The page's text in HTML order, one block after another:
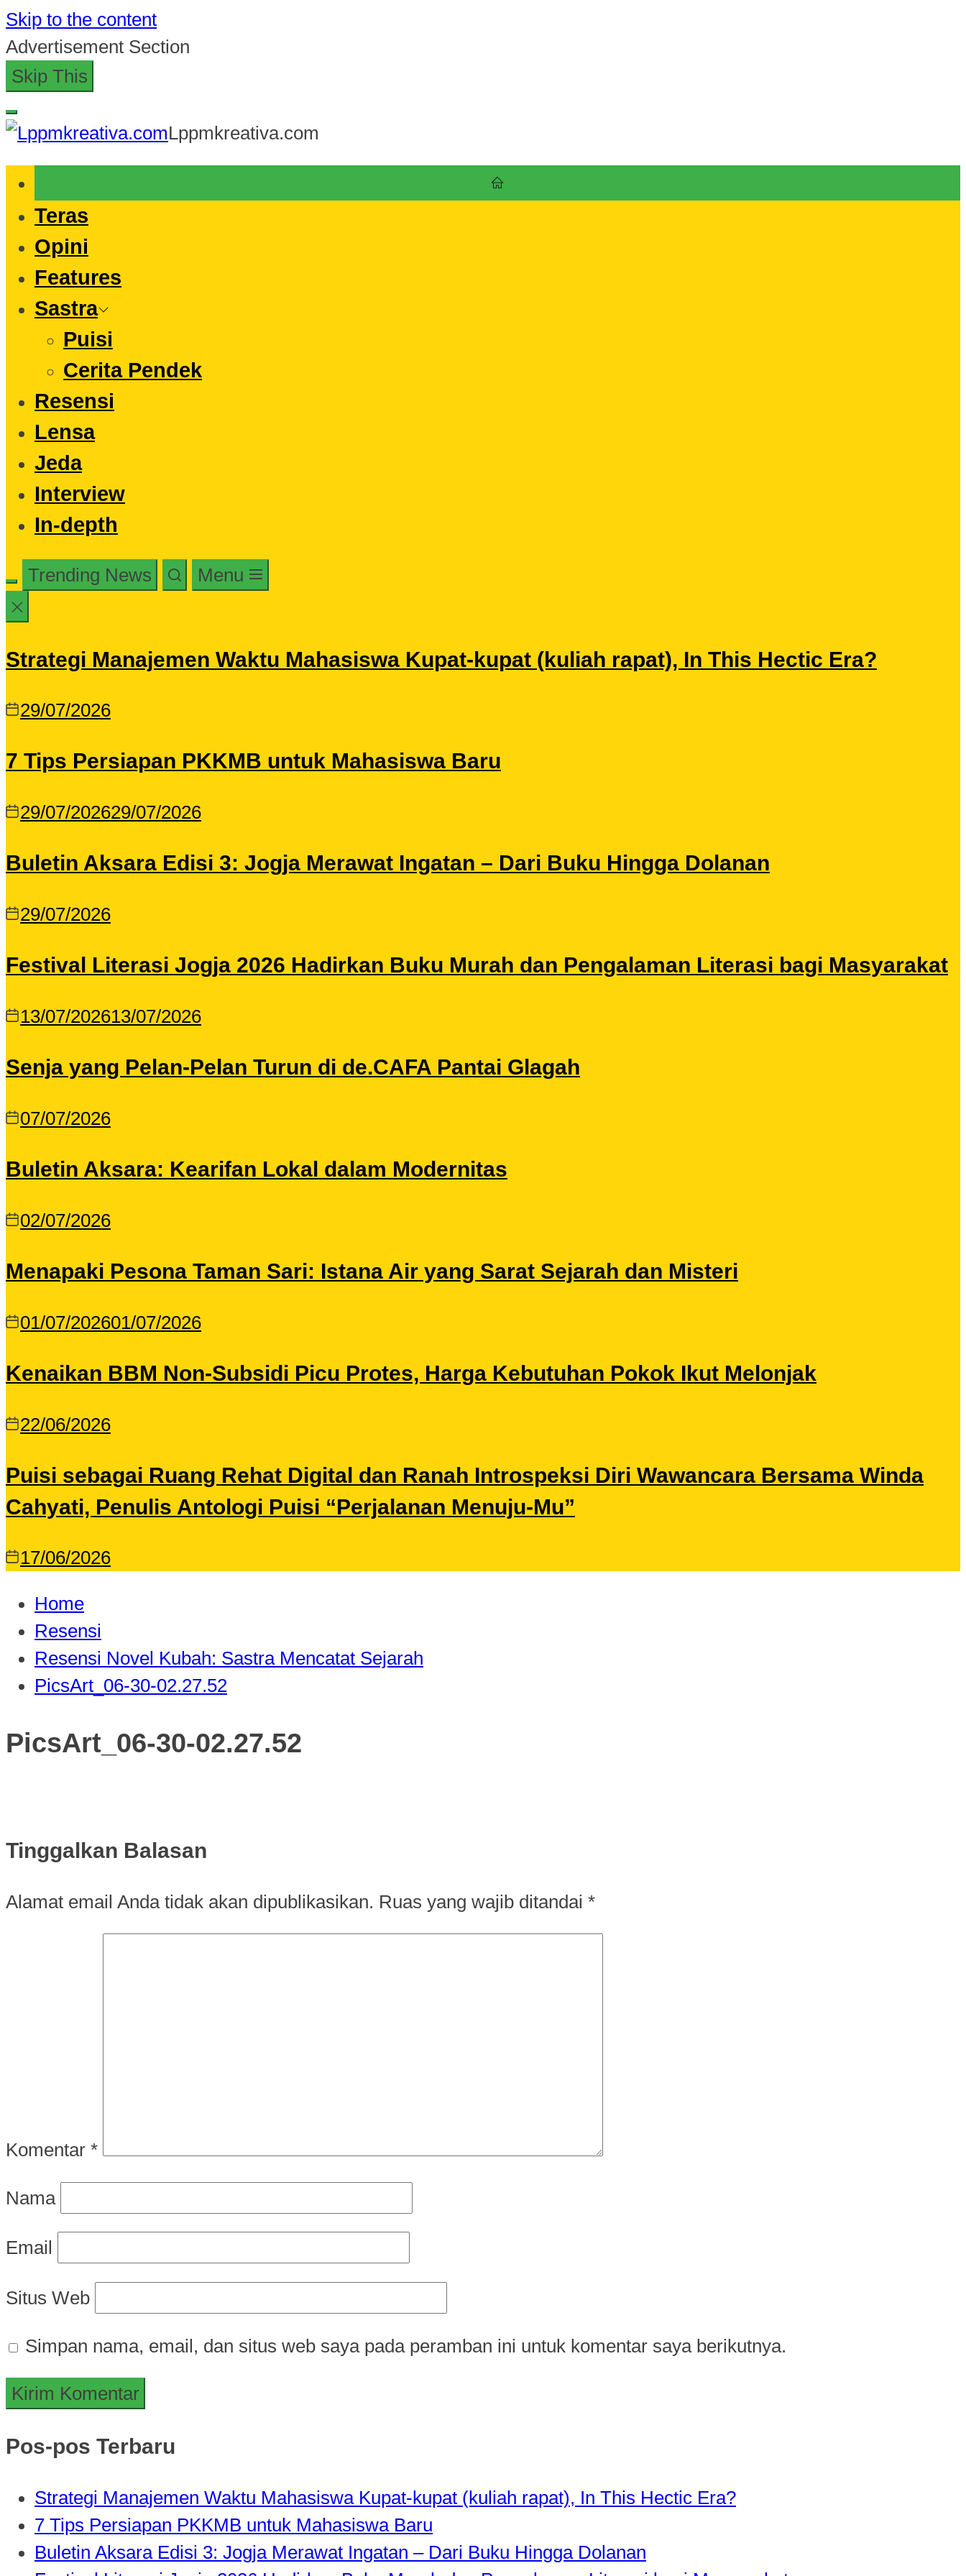
Skip to the content
Advertisement Section
Skip This
Lppmkreativa.com
Teras
Opini
Features
Sastra
Puisi
Cerita Pendek
Resensi
Lensa
Jeda
Interview
In-depth
Trending News Menu
Strategi Manajemen Waktu Mahasiswa Kupat-kupat (kuliah rapat), In This Hectic Era?
29/07/2026
7 Tips Persiapan PKKMB untuk Mahasiswa Baru
29/07/202629/07/2026
Buletin Aksara Edisi 3: Jogja Merawat Ingatan – Dari Buku Hingga Dolanan
29/07/2026
Festival Literasi Jogja 2026 Hadirkan Buku Murah dan Pengalaman Literasi bagi Masyarakat
13/07/202613/07/2026
Senja yang Pelan-Pelan Turun di de.CAFA Pantai Glagah
07/07/2026
Buletin Aksara: Kearifan Lokal dalam Modernitas
02/07/2026
Menapaki Pesona Taman Sari: Istana Air yang Sarat Sejarah dan Misteri
01/07/202601/07/2026
Kenaikan BBM Non-Subsidi Picu Protes, Harga Kebutuhan Pokok Ikut Melonjak
22/06/2026
Puisi sebagai Ruang Rehat Digital dan Ranah Introspeksi Diri Wawancara Bersama Winda
Cahyati, Penulis Antologi Puisi “Perjalanan Menuju-Mu”
17/06/2026
Home
Resensi
Resensi Novel Kubah: Sastra Mencatat Sejarah
PicsArt_06-30-02.27.52
PicsArt_06-30-02.27.52
Tinggalkan Balasan
Alamat email Anda tidak akan dipublikasikan. Ruas yang wajib ditandai *
Komentar *
Nama
Email
Situs Web
Simpan nama, email, dan situs web saya pada peramban ini untuk komentar saya berikutnya.
Pos-pos Terbaru
Strategi Manajemen Waktu Mahasiswa Kupat-kupat (kuliah rapat), In This Hectic Era?
7 Tips Persiapan PKKMB untuk Mahasiswa Baru
Buletin Aksara Edisi 3: Jogja Merawat Ingatan – Dari Buku Hingga Dolanan